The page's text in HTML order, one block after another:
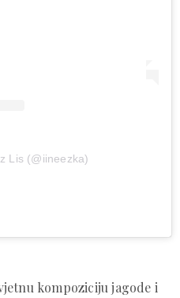
Lis (@iineezka)
kompoziciju jagode i